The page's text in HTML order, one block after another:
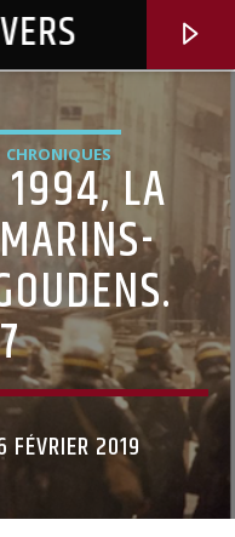
CHRONIQUES
1994, LA
FÉVRIER 2019